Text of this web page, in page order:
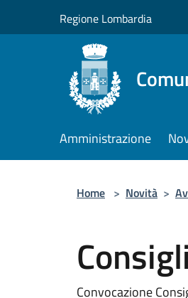
Regione Lombardia
Amministrazione
Home > Novità >
Convocazione